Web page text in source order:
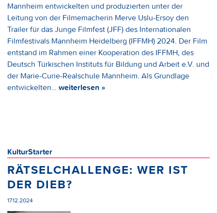
Mannheim entwickelten und produzierten unter der
Leitung von der Filmemacherin Merve Uslu-Ersoy den
Trailer für das Junge Filmfest (JFF) des Internationalen
Filmfestivals Mannheim Heidelberg (IFFMH) 2024. Der Film
entstand im Rahmen einer Kooperation des IFFMH, des
Deutsch Türkischen Instituts für Bildung und Arbeit e.V. und
der Marie-Curie-Realschule Mannheim. Als Grundlage
entwickelten… weiterlesen »
KulturStarter
RÄTSELCHALLENGE: WER IST
DER DIEB?
17.12.2024